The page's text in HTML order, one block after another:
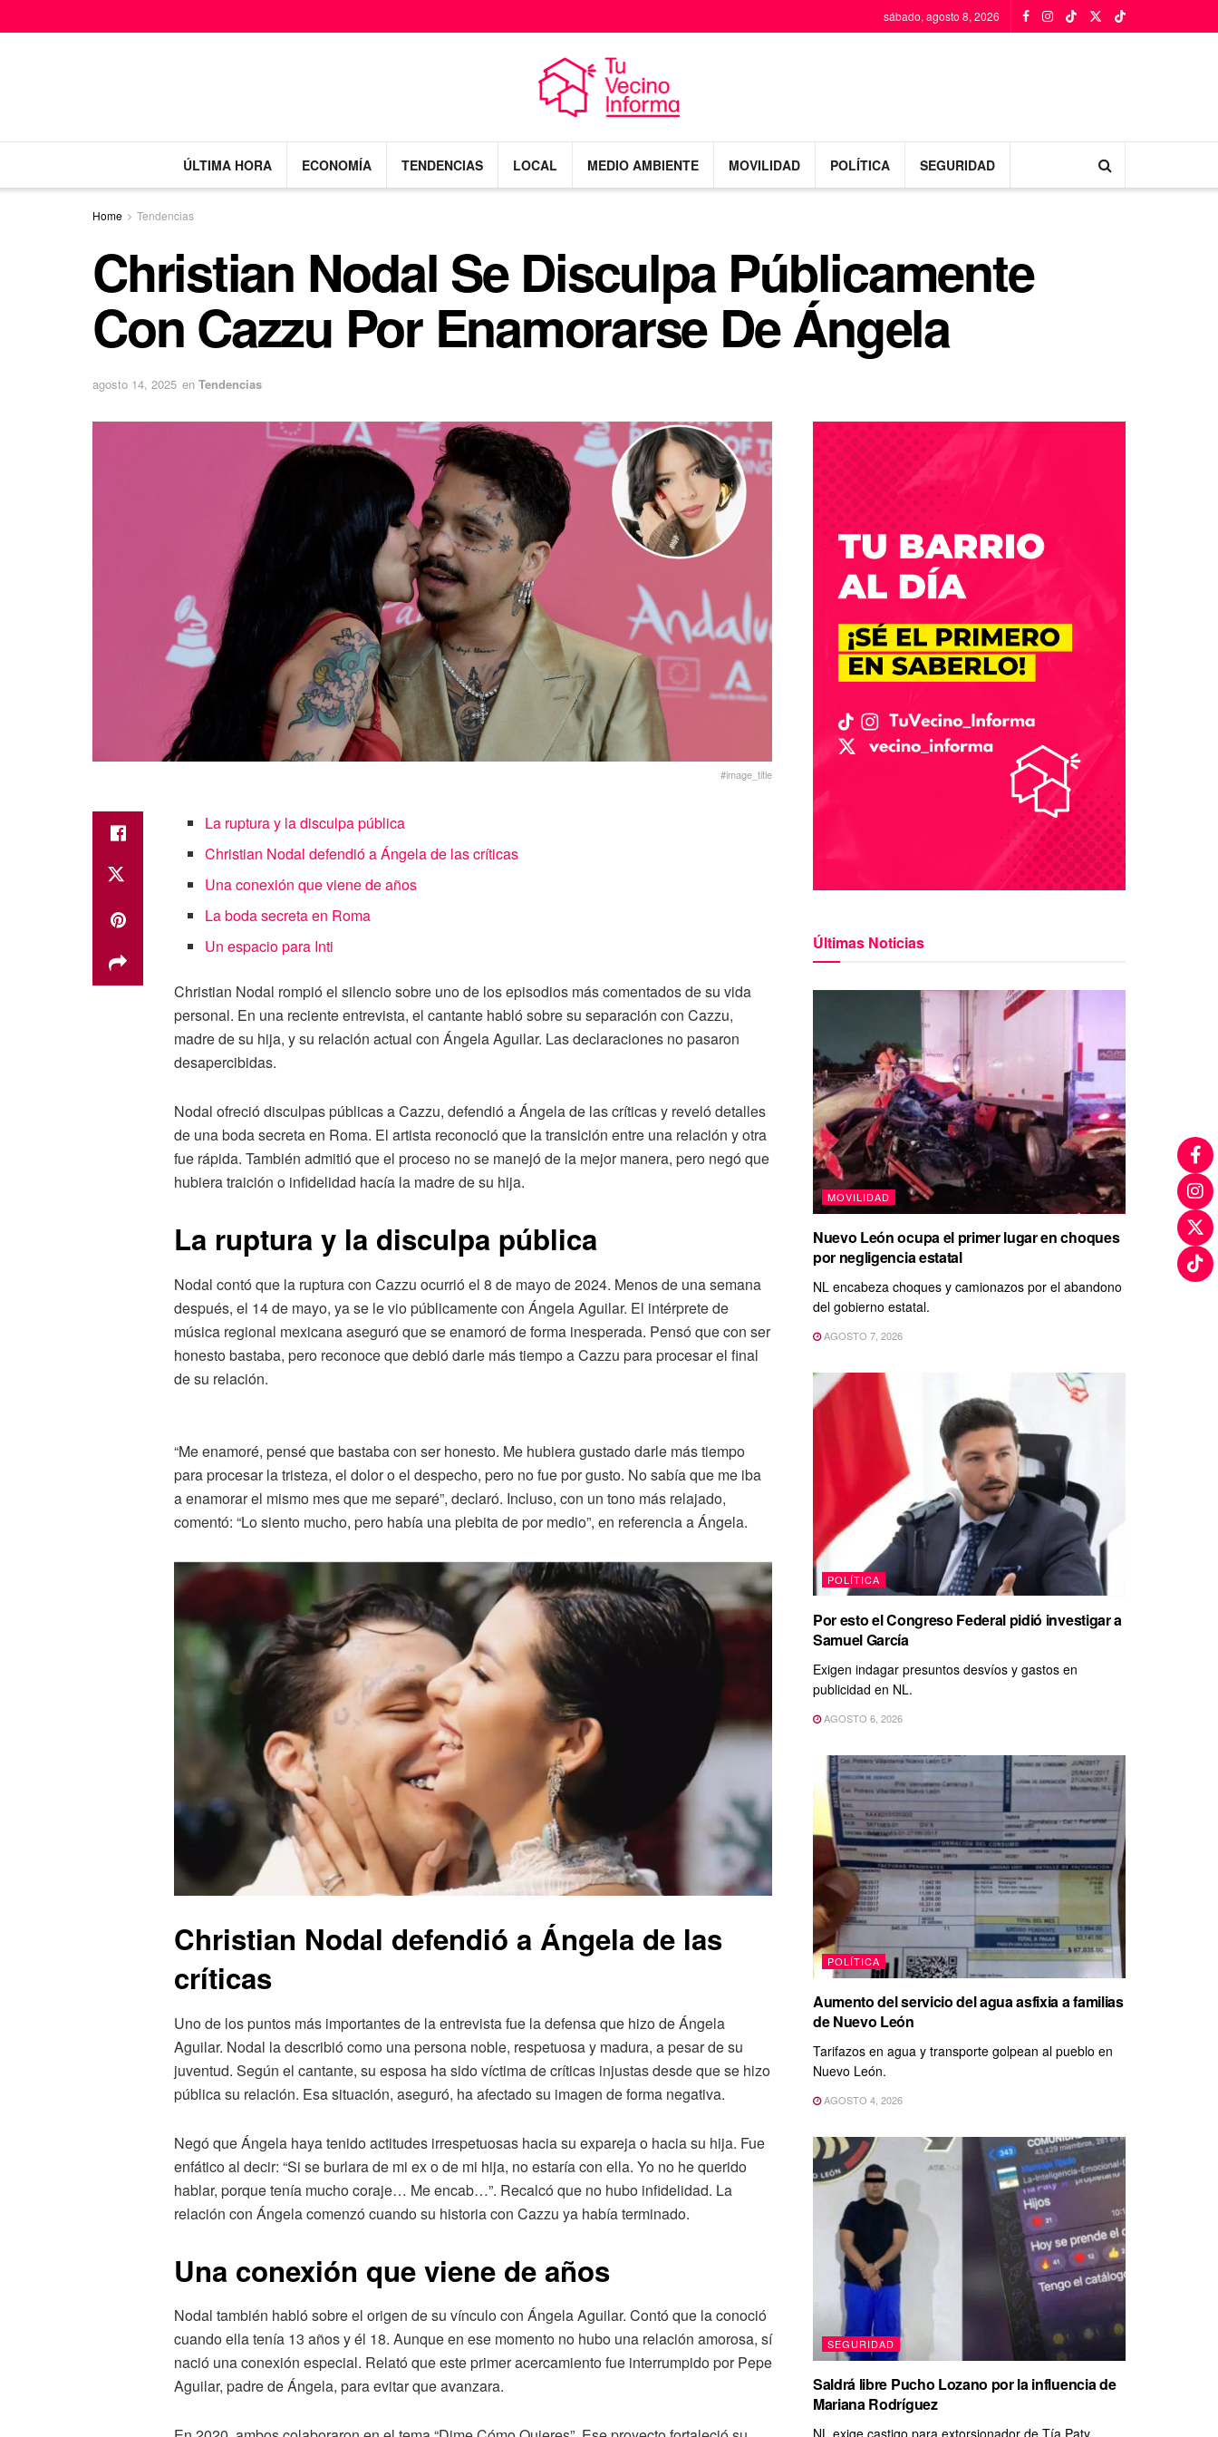
sábado, agosto 8, 2026
ÚLTIMA HORA ECONOMÍA TENDENCIAS LOCAL MEDIO AMBIENTE MOVILIDAD POLÍTICA SEGURIDAD
Home Tendencias
Christian Nodal Se Disculpa Públicamente
Con Cazzu Por Enamorarse De Ángela
agosto 14, 2025 en Tendencias
#image_title
La ruptura y la disculpa pública
Christian Nodal defendió a Ángela de las críticas
Una conexión que viene de años
La boda secreta en Roma
Un espacio para Inti
Christian Nodal rompió el silencio sobre uno de los episodios más comentados de su vida
personal. En una reciente entrevista, el cantante habló sobre su separación con Cazzu,
madre de su hija, y su relación actual con Ángela Aguilar. Las declaraciones no pasaron
desapercibidas.
Nodal ofreció disculpas públicas a Cazzu, defendió a Ángela de las críticas y reveló detalles
de una boda secreta en Roma. El artista reconoció que la transición entre una relación y otra
fue rápida. También admitió que el proceso no se manejó de la mejor manera, pero negó que
hubiera traición o infidelidad hacía la madre de su hija.
La ruptura y la disculpa pública
Nodal contó que la ruptura con Cazzu ocurrió el 8 de mayo de 2024. Menos de una semana
después, el 14 de mayo, ya se le vio públicamente con Ángela Aguilar. El intérprete de
música regional mexicana aseguró que se enamoró de forma inesperada. Pensó que con ser
honesto bastaba, pero reconoce que debió darle más tiempo a Cazzu para procesar el final
de su relación.
“Me enamoré, pensé que bastaba con ser honesto. Me hubiera gustado darle más tiempo
para procesar la tristeza, el dolor o el despecho, pero no fue por gusto. No sabía que me iba
a enamorar el mismo mes que me separé”, declaró. Incluso, con un tono más relajado,
comentó: “Lo siento mucho, pero había una plebita de por medio”, en referencia a Ángela.
Christian Nodal defendió a Ángela de las
críticas
Uno de los puntos más importantes de la entrevista fue la defensa que hizo de Ángela
Aguilar. Nodal la describió como una persona noble, respetuosa y madura, a pesar de su
juventud. Según el cantante, su esposa ha sido víctima de críticas injustas desde que se hizo
pública su relación. Esa situación, aseguró, ha afectado su imagen de forma negativa.
Negó que Ángela haya tenido actitudes irrespetuosas hacia su expareja o hacia su hija. Fue
enfático al decir: “Si se burlara de mi ex o de mi hija, no estaría con ella. Yo no he querido
hablar, porque tenía mucho coraje… Me encab…”. Recalcó que no hubo infidelidad. La
relación con Ángela comenzó cuando su historia con Cazzu ya había terminado.
Una conexión que viene de años
Nodal también habló sobre el origen de su vínculo con Ángela Aguilar. Contó que la conoció
cuando ella tenía 13 años y él 18. Aunque en ese momento no hubo una relación amorosa, sí
nació una conexión especial. Relató que este primer acercamiento fue interrumpido por Pepe
Aguilar, padre de Ángela, para evitar que avanzara.
Últimas Noticias
MOVILIDAD
Nuevo León ocupa el primer lugar en choques
por negligencia estatal
NL encabeza choques y camionazos por el abandono
del gobierno estatal.
AGOSTO 7, 2026
POLÍTICA
Por esto el Congreso Federal pidió investigar a
Samuel García
Exigen indagar presuntos desvíos y gastos en
publicidad en NL.
AGOSTO 6, 2026
POLÍTICA
Aumento del servicio del agua asfixia a familias
de Nuevo León
Tarifazos en agua y transporte golpean al pueblo en
Nuevo León.
AGOSTO 4, 2026
SEGURIDAD
Saldrá libre Pucho Lozano por la influencia de
Mariana Rodríguez